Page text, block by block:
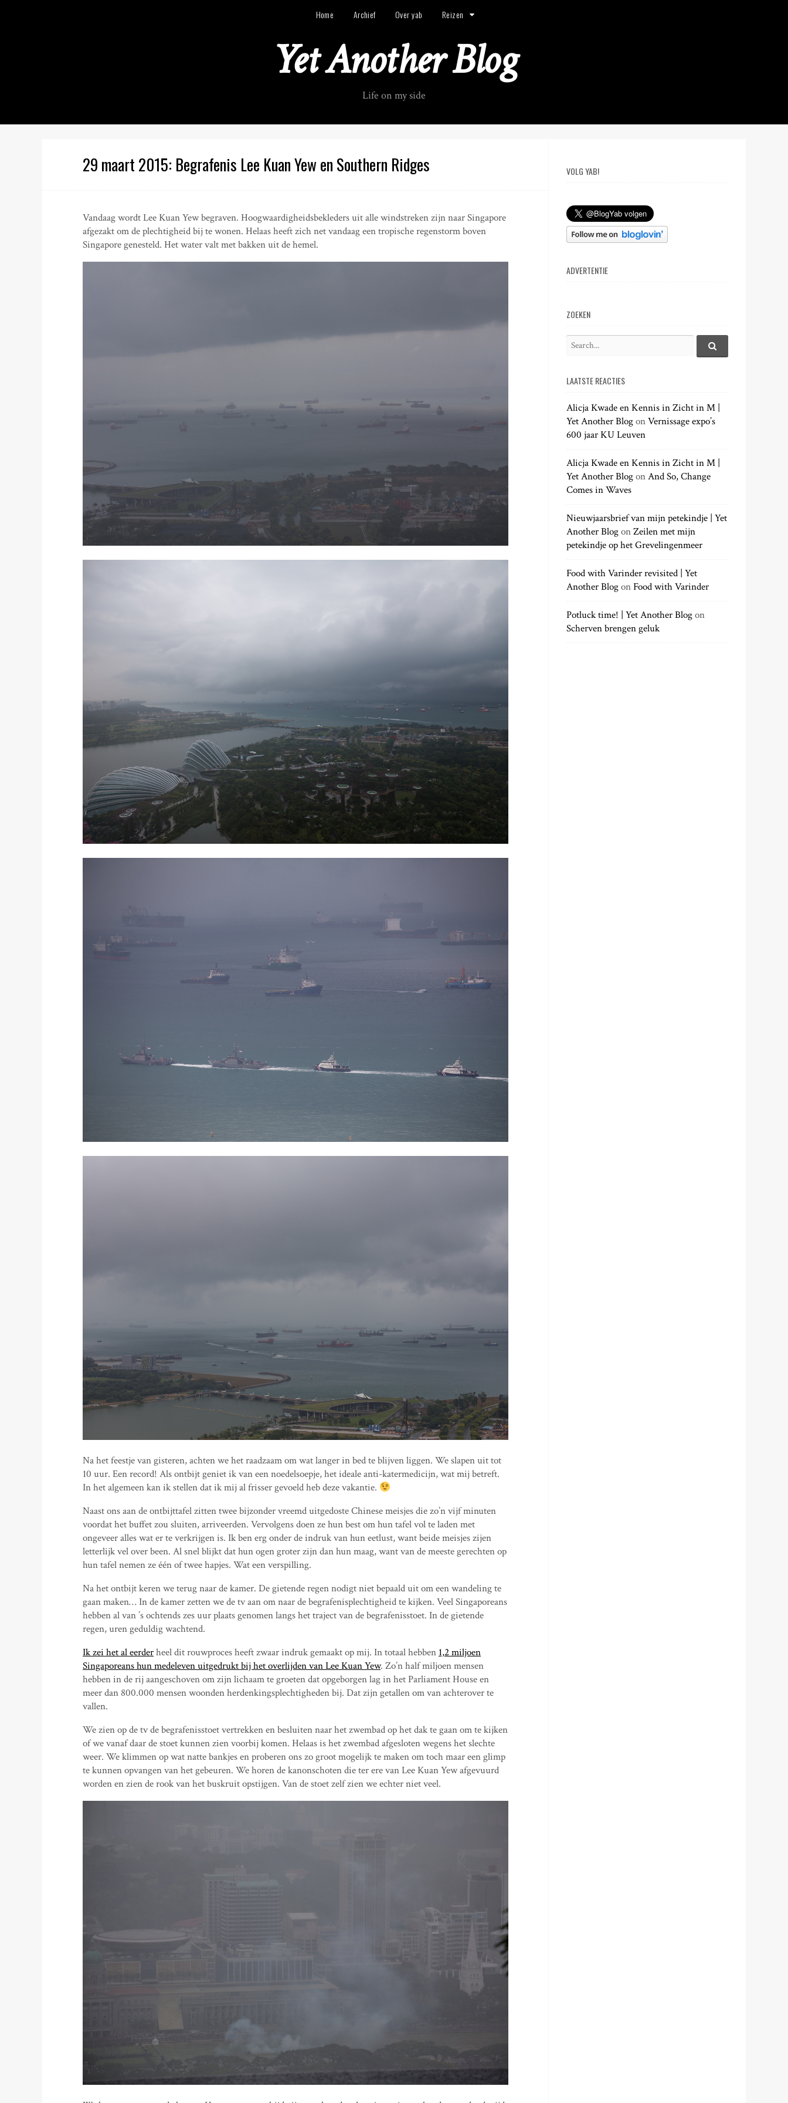
t
Home Archief Over yab Reizen
Yet Another Blog
Life on my side
29 maart 2015: Begrafenis Lee Kuan Yew en Southern Ridges
Vandaag wordt Lee Kuan Yew begraven. Hoogwaardigheidsbekleders uit alle windstreken zijn naar Singapore
afgezakt om de plechtigheid bij te wonen. Helaas heeft zich net vandaag een tropische regenstorm boven
Singapore genesteld. Het water valt met bakken uit de hemel.
Na het feestje van gisteren, achten we het raadzaam om wat langer in bed te blijven liggen. We slapen uit tot
10 uur. Een record! Als ontbijt geniet ik van een noedelsoepje, het ideale anti-katermedicijn, wat mij betreft.
In het algemeen kan ik stellen dat ik mij al frisser gevoeld heb deze vakantie.
Naast ons aan de ontbijttafel zitten twee bijzonder vreemd uitgedoste Chinese meisjes die zo’n vijf minuten
voordat het buffet zou sluiten, arriveerden. Vervolgens doen ze hun best om hun tafel vol te laden met
ongeveer alles wat er te verkrijgen is. Ik ben erg onder de indruk van hun eetlust, want beide meisjes zijen
letterlijk vel over been. Al snel blijkt dat hun ogen groter zijn dan hun maag, want van de meeste gerechten op
hun tafel nemen ze één of twee hapjes. Wat een verspilling.
Na het ontbijt keren we terug naar de kamer. De gietende regen nodigt niet bepaald uit om een wandeling te
gaan maken… In de kamer zetten we de tv aan om naar de begrafenisplechtigheid te kijken. Veel Singaporeans
hebben al van ’s ochtends zes uur plaats genomen langs het traject van de begrafenisstoet. In de gietende
regen, uren geduldig wachtend.
Ik zei het al eerderheel dit rouwproces heeft zwaar indruk gemaakt op mij. In totaal hebben 1,2 miljoen
Singaporeans hun medeleven uitgedrukt bij het overlijden van Lee Kuan Yew. Zo’n half miljoen mensen
hebben in de rij aangeschoven om zijn lichaam te groeten dat opgeborgen lag in het Parliament House en
meer dan 800.000 mensen woonden herdenkingsplechtigheden bij. Dat zijn getallen om van achterover te
vallen.
We zien op de tv de begrafenisstoet vertrekken en besluiten naar het zwembad op het dak te gaan om te kijken
of we vanaf daar de stoet kunnen zien voorbij komen. Helaas is het zwembad afgesloten wegens het slechte
weer. We klimmen op wat natte bankjes en proberen ons zo groot mogelijk te maken om toch maar een glimp
te kunnen opvangen van het gebeuren. We horen de kanonschoten die ter ere van Lee Kuan Yew afgevuurd
worden en zien de rook van het buskruit opstijgen. Van de stoet zelf zien we echter niet veel.
VOLG YAB!
ADVERTENTIE
ZOEKEN
r
h
f
o
:
S
h
.
LAATSTE REACTIES
Alicja Kwade en Kennis in Zicht in M |
Yet Another BlogonVernissage expo’s
600 jaar KU Leuven
Alicja Kwade en Kennis in Zicht in M |
Yet Another BlogonAnd So, Change
Comes in Waves
Nieuwjaarsbrief van mijn petekindje | Yet
Another BlogonZeilen met mijn
petekindje op het Grevelingenmeer
Food with Varinder revisited | Yet
Another BlogonFood with Varinder
Potluck time! | Yet Another Blogon
Scherven brengen geluk